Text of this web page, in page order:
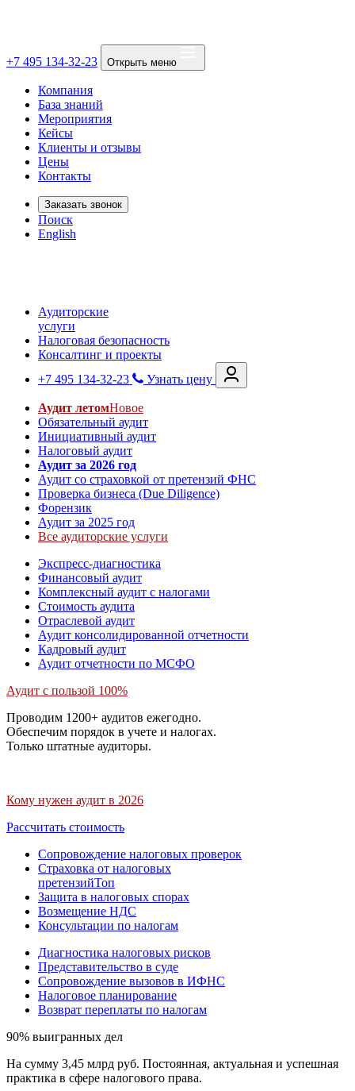
+7 495 134-32-23 Открыть меню
Компания
База знаний
Мероприятия
Кейсы
Клиенты и отзывы
Цены
Контакты
Заказать звонок
Поиск
English
Аудиторские
услуги
Налоговая безопасность
Консалтинг и проекты
+7 495 134-32-23
Узнать цену
Аудит летомНовое
Обязательный аудит
Инициативный аудит
Налоговый аудит
Аудит за 2026 год
Аудит со страховкой от претензий ФНС
Проверка бизнеса (Due Diligence)
Форензик
Аудит за 2025 год
Все аудиторские услуги
Экспресс-диагностика
Финансовый аудит
Комплексный аудит с налогами
Стоимость аудита
Отраслевой аудит
Аудит консолидированной отчетности
Кадровый аудит
Аудит отчетности по МСФО
Аудит с пользой 100%
Проводим 1200+ аудитов ежегодно.
Обеспечим порядок в учете и налогах.
Только штатные аудиторы.
Кому нужен аудит в 2026
Рассчитать стоимость
Сопровождение налоговых проверок
Страховка от налоговых
претензийТоп
Защита в налоговых спорах
Возмещение НДС
Консультации по налогам
Диагностика налоговых рисков
Представительство в суде
Сопровождение вызовов в ИФНС
Налоговое планирование
Возврат переплаты по налогам
90% выигранных дел
На сумму 3,45 млрд руб. Постоянная, актуальная и успешная
практика в сфере налогового права.